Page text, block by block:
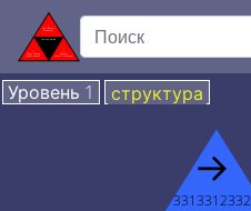
Уровень 1 структура
→
3313312332